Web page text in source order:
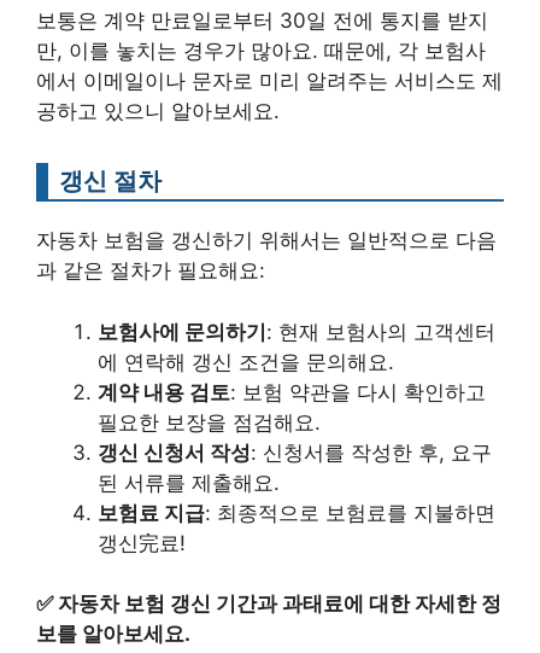
보통은 계약 만료일로부터 30일 전에 통지를 받지
만, 이를 놓치는 경우가 많아요. 때문에, 각 보험사
에서 이메일이나 문자로 미리 알려주는 서비스도 제
공하고 있으니 알아보세요.
갱신 절차
자동차 보험을 갱신하기 위해서는 일반적으로 다음
과 같은 절차가 필요해요:
보험사에 문의하기: 현재 보험사의 고객센터
에 연락해 갱신 조건을 문의해요.
계약 내용 검토: 보험 약관을 다시 확인하고
필요한 보장을 점검해요.
갱신 신청서 작성: 신청서를 작성한 후, 요구
된 서류를 제출해요.
보험료 지급: 최종적으로 보험료를 지불하면
갱신完료!
✅ 자동차 보험 갱신 기간과 과태료에 대한 자세한 정
보를 알아보세요.